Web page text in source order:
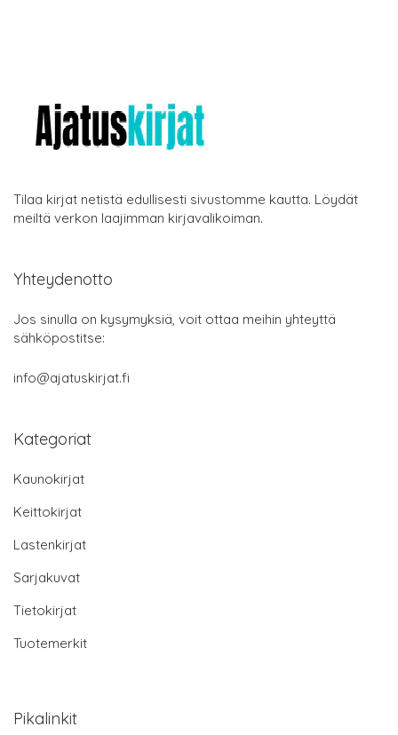
Tilaa kirjat netistä edullisesti sivustomme kautta. Löydät
meiltä verkon laajimman kirjavalikoiman.
Yhteydenotto
Jos sinulla on kysymyksiä, voit ottaa meihin yhteyttä
sähköpostitse:
info@ajatuskirjat.fi
Kategoriat
Kaunokirjat
Keittokirjat
Lastenkirjat
Sarjakuvat
Tietokirjat
Tuotemerkit
Pikalinkit